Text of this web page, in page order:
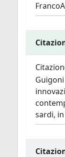
Guigoni
sardi, in